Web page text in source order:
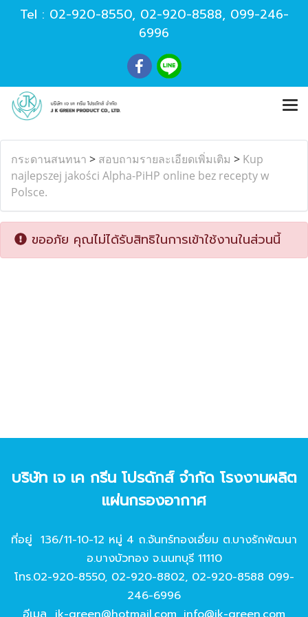
Tel : 02-920-8550, 02-920-8588, 099-246-
6996
กระดานสนทนา > สอบถามรายละเอียดเพิ่มเติม > Kup
najlepszej jakości Alpha-PiHP online bez recepty w
Polsce.
ขออภัย คุณไม่ได้รับสิทธิในการเข้าใช้งานในส่วนนี้
บริษัท เจ เค กรีน โปรดักส์ จํากัด โรงงานผลิต
แผ่นกรองอากาศ
ที่อยู่ 136/11-10-12 หมู่ 4 ถ.จันทร์ทองเอี่ยม ต.บางรักพัฒนา
อ.บางบัวทอง จ.นนทบุรี 11110
โทร.02-920-8550, 02-920-8802, 02-920-8588 099-
246-6996